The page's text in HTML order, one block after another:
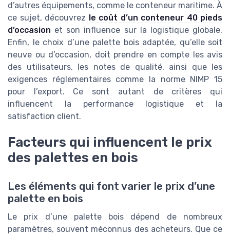
d’autres équipements, comme le conteneur maritime. À
ce sujet, découvrez
le coût d’un conteneur 40 pieds
d’occasion et son influence sur la logistique globale.
Enfin, le choix d’une palette bois adaptée, qu’elle soit
neuve ou d’occasion, doit prendre en compte les avis
des utilisateurs, les notes de qualité, ainsi que les
exigences réglementaires comme la norme NIMP 15
pour l’export. Ce sont autant de critères qui
influencent la performance logistique et la
satisfaction client.
Facteurs qui influencent le prix
des palettes en bois
Les éléments qui font varier le prix d’une
palette en bois
Le prix d’une palette bois dépend de nombreux
paramètres, souvent méconnus des acheteurs. Que ce